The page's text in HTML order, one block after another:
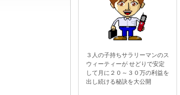
３人の子持ちサラリーマンのス
ウィーティーが せどりで安定
して月に２０～３０万の利益を
出し続ける秘訣を大公開